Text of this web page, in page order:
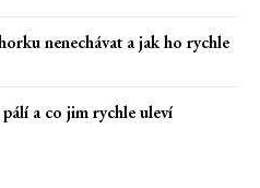
nenechávat a jak ho rychle
a co jim rychle uleví